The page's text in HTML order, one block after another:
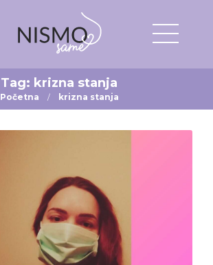
Tag: krizna stanja
Početna krizna stanja